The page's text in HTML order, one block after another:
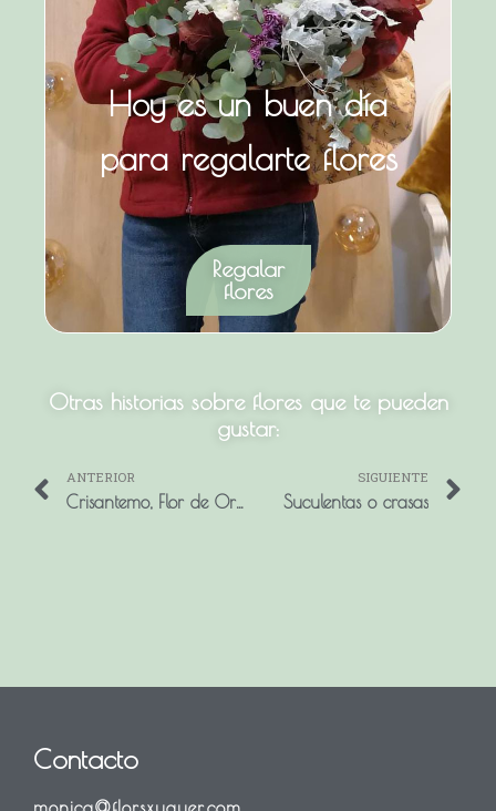
Hoy es un buen día
para regalarte flores
Regalar
flores
Otras historias sobre flores que te pueden
gustar:
Prev
ANTERIOR
Crisantemo, Flor de Oro.
SIGUIENTE
Suculentas o crasas
Contacto